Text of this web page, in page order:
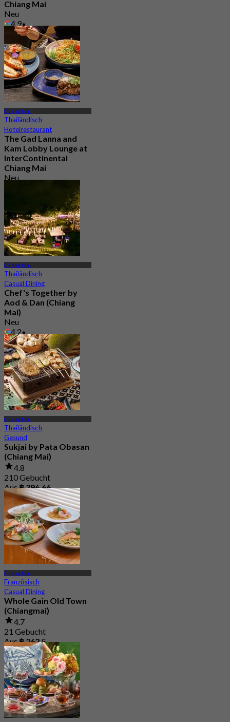
Chiang Mai
Neu
4.9
Aus฿ 625
Chiang Mai
Thailändisch
Hotelrestaurant
The Gad Lanna and
Kam Lobby Lounge at
InterContinental
Chiang Mai
Neu
Chiang Mai
Thailändisch
Casual Dining
Chef's Together by
Aod & Dan (Chiang
Mai)
Neu
4.2
Aus฿ 516.66
Chiang Mai
Thailändisch
Gesund
Sukjai by Pata Obasan
(Chiang Mai)
4.8
210 Gebucht
Aus฿ 396.66
Chiang Mai
Französisch
Casual Dining
Whole Gain Old Town
(Chiangmai)
4.7
21 Gebucht
Aus฿ 262.5